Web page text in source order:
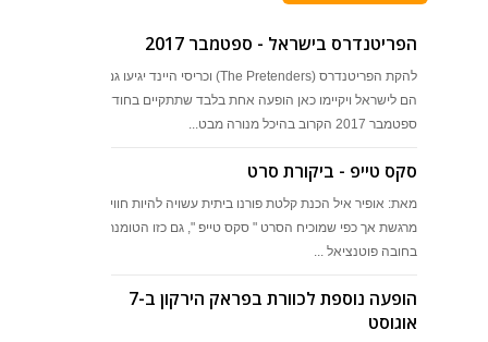
הפריטנדרס בישראל - ספטמבר 2017
להקת הפריטנדרס (The Pretenders) וכריסי היינד יגיעו גם
הם לישראל ויקיימו כאן הופעה אחת בלבד שתתקיים בחודש
ספטמבר 2017 הקרוב בהיכל מנורה מבט...
סקס טייפ - ביקורת סרט
מאת: אופיר איל הכנת קלטת פורנו ביתית עשויה להיות חוויה
מרגשת אך כפי שמוכיח הסרט " סקס טייפ ", גם כזו הטומנת
בחובה פוטנציאל ...
הופעה נוספת לכוורת בפראק הירקון ב-7
אוגוסט